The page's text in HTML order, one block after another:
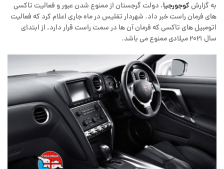
به گزارشکوجورجیا، دولت گرجستان از ممنوع شدن عبور و فعالیت تاکسی
های فرمان راست خبر داد. شهردار تفلیس در ماه جاری اعلام کرد که فعالیت
اتومبیل های تاکسی که فرمان آن ها در سمت راست قرار دارد، از ابتدای
سال ۲۰۲۱ میلادی ممنوع می باشد.